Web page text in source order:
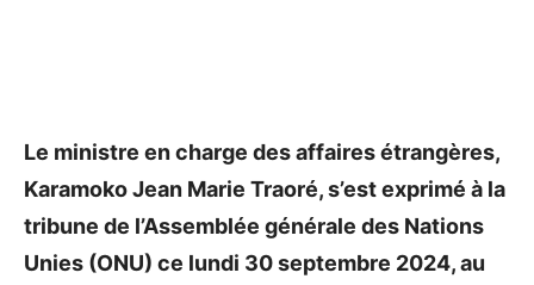
Le ministre en charge des affaires étrangères,
Karamoko Jean Marie Traoré, s’est exprimé à la
tribune de l’Assemblée générale des Nations
Unies (ONU) ce lundi 30 septembre 2024, au